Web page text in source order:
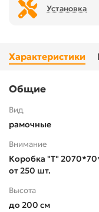
Установка
Характеристики
Общие
Вид
рамочные
Внимание
Коробка "Т"
от 250 шт.
Высота
до 200 см